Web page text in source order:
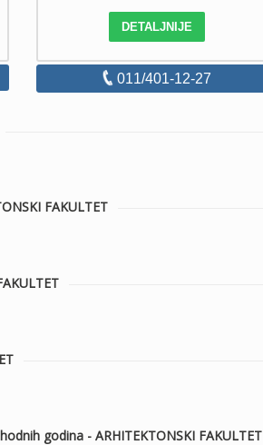
DETALJNIJE
011/401-12-27
FAKULTET
godina - ARHITEKTONSKI FAKULTET